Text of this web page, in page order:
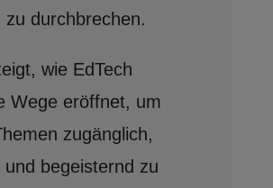
zu durchbrechen.
wie EdTech
Wege eröffnet, um
zugänglich,
und begeisternd zu